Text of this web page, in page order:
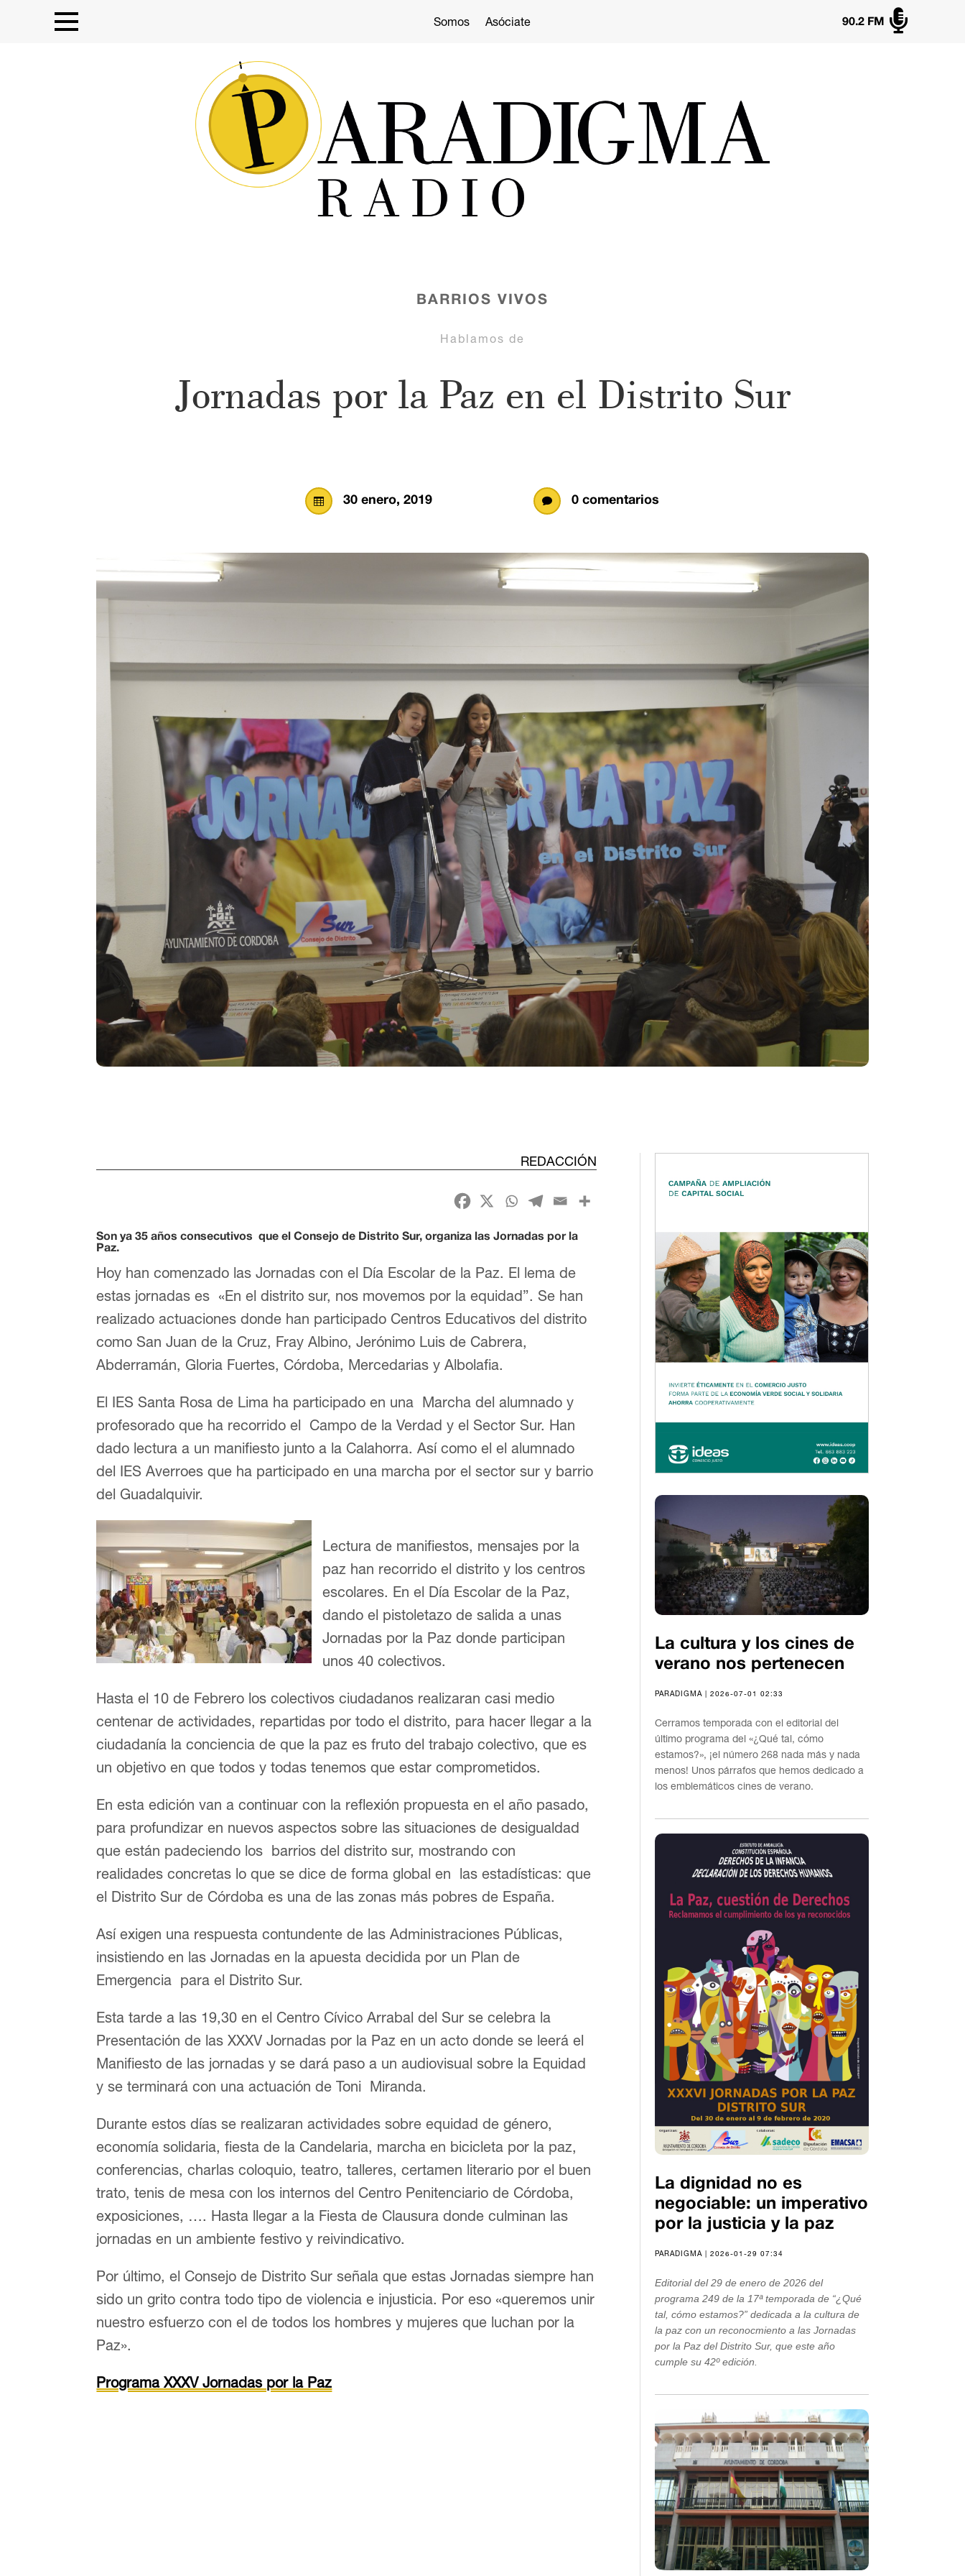
Somos Asóciate 
90.2 FM
BARRIOS VIVOS
Hablamos de
Jornadas por la Paz en el Distrito Sur
 30 enero, 2019  0 comentarios
REDACCIÓN
Son ya 35 años consecutivos que el Consejo de Distrito Sur, organiza las Jornadas por la
Paz.
Hoy han comenzado las Jornadas con el Día Escolar de la Paz. El lema de
estas jornadas es «En el distrito sur, nos movemos por la equidad”. Se han
realizado actuaciones donde han participado Centros Educativos del distrito
como San Juan de la Cruz, Fray Albino, Jerónimo Luis de Cabrera,
Abderramán, Gloria Fuertes, Córdoba, Mercedarias y Albolafia.
El IES Santa Rosa de Lima ha participado en una Marcha del alumnado y
profesorado que ha recorrido el Campo de la Verdad y el Sector Sur. Han
dado lectura a un manifiesto junto a la Calahorra. Así como el el alumnado
del IES Averroes que ha participado en una marcha por el sector sur y barrio
del Guadalquivir.
Lectura de manifiestos, mensajes por la
paz han recorrido el distrito y los centros
escolares. En el Día Escolar de la Paz,
dando el pistoletazo de salida a unas
Jornadas por la Paz donde participan
unos 40 colectivos.
Hasta el 10 de Febrero los colectivos ciudadanos realizaran casi medio
centenar de actividades, repartidas por todo el distrito, para hacer llegar a la
ciudadanía la conciencia de que la paz es fruto del trabajo colectivo, que es
un objetivo en que todos y todas tenemos que estar comprometidos.
En esta edición van a continuar con la reflexión propuesta en el año pasado,
para profundizar en nuevos aspectos sobre las situaciones de desigualdad
que están padeciendo los barrios del distrito sur, mostrando con
realidades concretas lo que se dice de forma global en las estadísticas: que
el Distrito Sur de Córdoba es una de las zonas más pobres de España.
Así exigen una respuesta contundente de las Administraciones Públicas,
insistiendo en las Jornadas en la apuesta decidida por un Plan de
Emergencia para el Distrito Sur.
Esta tarde a las 19,30 en el Centro Cívico Arrabal del Sur se celebra la
Presentación de las XXXV Jornadas por la Paz en un acto donde se leerá el
Manifiesto de las jornadas y se dará paso a un audiovisual sobre la Equidad
y se terminará con una actuación de Toni Miranda.
Durante estos días se realizaran actividades sobre equidad de género,
economía solidaria, fiesta de la Candelaria, marcha en bicicleta por la paz,
conferencias, charlas coloquio, teatro, talleres, certamen literario por el buen
trato, tenis de mesa con los internos del Centro Penitenciario de Córdoba,
exposiciones, …. Hasta llegar a la Fiesta de Clausura donde culminan las
jornadas en un ambiente festivo y reivindicativo.
Por último, el Consejo de Distrito Sur señala que estas Jornadas siempre han
sido un grito contra todo tipo de violencia e injusticia. Por eso «queremos unir
nuestro esfuerzo con el de todos los hombres y mujeres que luchan por la
Paz».
Programa XXXV Jornadas por la Paz
La cultura y los cines de
verano nos pertenecen
PARADIGMA | 2026-07-01 02:33
Cerramos temporada con el editorial del
último programa del «¿Qué tal, cómo
estamos?», ¡el número 268 nada más y nada
menos! Unos párrafos que hemos dedicado a
los emblemáticos cines de verano.
La dignidad no es
negociable: un imperativo
por la justicia y la paz
PARADIGMA | 2026-01-29 07:34
Editorial del 29 de enero de 2026 del
programa 249 de la 17ª temporada de “¿Qué
tal, cómo estamos?” dedicada a la cultura de
la paz con un reconocmiento a las Jornadas
por la Paz del Distrito Sur, que este año
cumple su 42º edición.